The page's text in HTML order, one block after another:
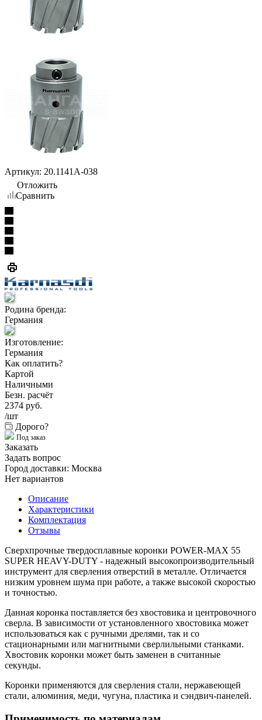
Артикул: 20.1141A-038
Отложить
Сравнить
Родина бренда:
Германия
Изготовление:
Германия
Как оплатить?
Картой
Наличными
Безн. расчёт
2374 руб.
/шт
Дорого?
Под заказ
Заказать
Задать вопрос
Город доставки: Москва
Нет вариантов
Описание
Характеристики
Комплектация
Отзывы
Сверхпрочные твердосплавные коронки POWER-MAX 55
SUPER HEAVY-DUTY - надежный высокопроизводительный
инструмент для сверления отверстий в металле. Отличается
низким уровнем шума при работе, а также высокой скоростью
и точностью.
Данная коронка поставляется без хвостовика и центровочного
сверла. В зависимости от установленного хвостовика может
использоваться как с ручными дрелями, так и со
стационарными или магнитными сверлильными станками.
Хвостовик коронки может быть заменен в считанные
секунды.
Коронки применяются для сверления стали, нержавеющей
стали, алюминия, меди, чугуна, пластика и сэндвич-панелей.